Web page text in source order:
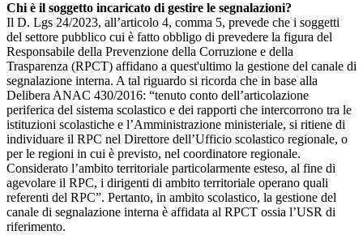
Chi è il soggetto incaricato di gestire le segnalazioni?
Il D. Lgs 24/2023, all’articolo 4, comma 5, prevede che i soggetti
del settore pubblico cui è fatto obbligo di prevedere la figura del
Responsabile della Prevenzione della Corruzione e della
Trasparenza (RPCT) affidano a quest'ultimo la gestione del canale di
segnalazione interna. A tal riguardo si ricorda che in base alla
Delibera ANAC 430/2016: “tenuto conto dell’articolazione
periferica del sistema scolastico e dei rapporti che intercorrono tra le
istituzioni scolastiche e l’Amministrazione ministeriale, si ritiene di
individuare il RPC nel Direttore dell’Ufficio scolastico regionale, o
per le regioni in cui è previsto, nel coordinatore regionale.
Considerato l’ambito territoriale particolarmente esteso, al fine di
agevolare il RPC, i dirigenti di ambito territoriale operano quali
referenti del RPC”. Pertanto, in ambito scolastico, la gestione del
canale di segnalazione interna è affidata al RPCT ossia l’USR di
riferimento.